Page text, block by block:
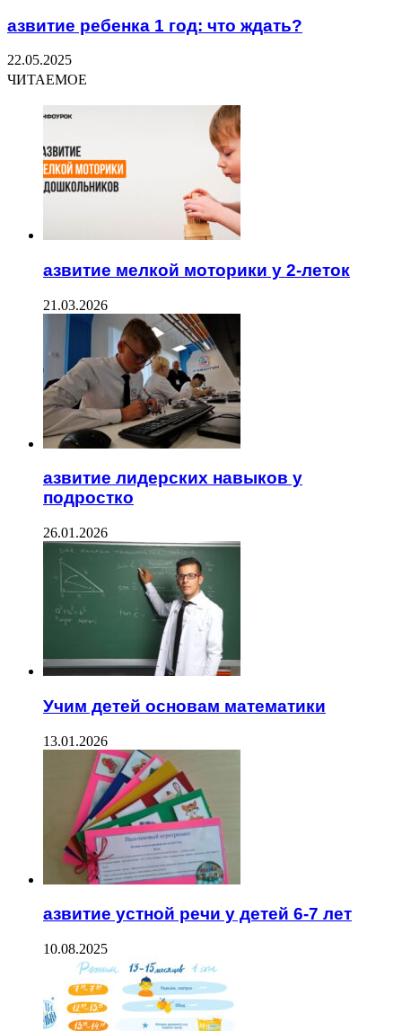
азвитие ребенка 1 год: что ждать?
22.05.2025
ЧИТАЕМОЕ
азвитие мелкой моторики у 2-леток
21.03.2026
азвитие лидерских навыков у
подростко
26.01.2026
Учим детей основам математики
13.01.2026
азвитие устной речи у детей 6-7 лет
10.08.2025